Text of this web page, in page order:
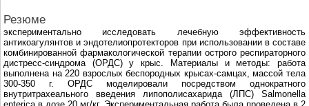
Резюме
экспериментально исследовать лечебную эффективность
антикоагулянтов и эндотелиопротекторов при использовании в составе
комбинированной фармакологической терапии острого респираторного
дистресс-синдрома (ОРДС) у крыс. Материалы и методы: работа
выполнена на 220 взрослых беспородных крысах-самцах, массой тела
300-350 г. ОРДС моделировали посредством однократного
внутритрахеального введения липополисахарида (ЛПС) Salmonella